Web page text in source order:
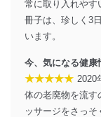
機器を
の不要
アクセス者
機器に
ーザー
ベース
者を識
常に取り入れやす
冊子は、珍しく3
います。
今、気になる健康
★★★★★ 2020
体の老廃物を流す
ッサージをさっそ